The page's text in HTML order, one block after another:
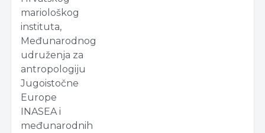
mariološkog
instituta,
Međunarodnog
udruženja za
antropologiju
Jugoistočne
Europe
INASEA i
međunarodnih